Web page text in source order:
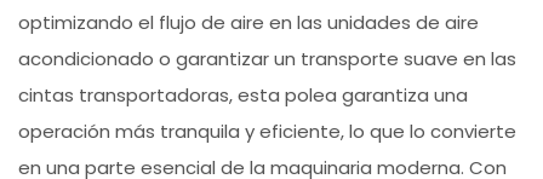
optimizando el flujo de aire en las unidades de aire
acondicionado o garantizar un transporte suave en las
cintas transportadoras, esta polea garantiza una
operación más tranquila y eficiente, lo que lo convierte
en una parte esencial de la maquinaria moderna. Con